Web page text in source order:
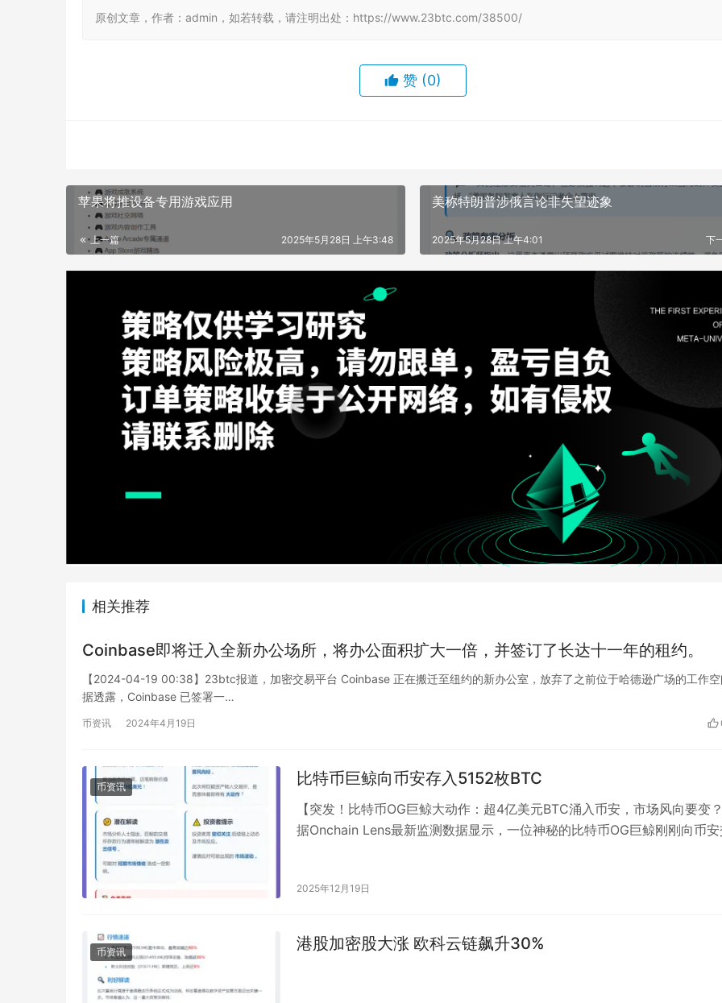
原创文章，作者：admin，如若转载，请注明出处：https://www.23btc.com/38500/
赞 (0)
苹果将推设备专用游戏应用
上一篇 2025年5月28日 上午3:48
美称特朗普涉俄言论非失望迹象
下
2025年5月28日 上午4:01
相关推荐
Coinbase即将迁入全新办公场所，将办公面积扩大一倍，并签订了长达十一年的租约。
【2024-04-19 00:38】23btc报道，加密交易平台 Coinbase 正在搬迁至纽约的新办公室，放弃了之前位于哈德逊广场的工作
据透露，Coinbase 已签署一…
币资讯 2024年4月19日
币资讯 比特币巨鲸向币安存入5152枚BTC
【突发！比特币OG巨鲸大动作：超4亿美元BTC涌入币安，市场风向要变
据Onchain Lens最新监测数据显示，一位神秘的比特币OG巨鲸刚刚向币
2025年12月19日
币资讯 港股加密股大涨 欧科云链飙升30%